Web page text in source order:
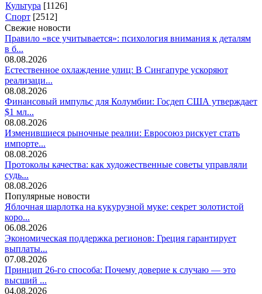
Культура [1126]
Спорт [2512]
Свежие новости
Правило «все учитывается»: психология внимания к деталям
в б...
08.08.2026
Естественное охлаждение улиц: В Сингапуре ускоряют
реализаци...
08.08.2026
Финансовый импульс для Колумбии: Госдеп США утверждает
$1 мл...
08.08.2026
Изменившиеся рыночные реалии: Евросоюз рискует стать
импорте...
08.08.2026
Протоколы качества: как художественные советы управляли
судь...
08.08.2026
Популярные новости
Яблочная шарлотка на кукурузной муке: секрет золотистой
коро...
06.08.2026
Экономическая поддержка регионов: Греция гарантирует
выплаты...
07.08.2026
Принцип 26-го способа: Почему доверие к случаю — это
высший ...
04.08.2026